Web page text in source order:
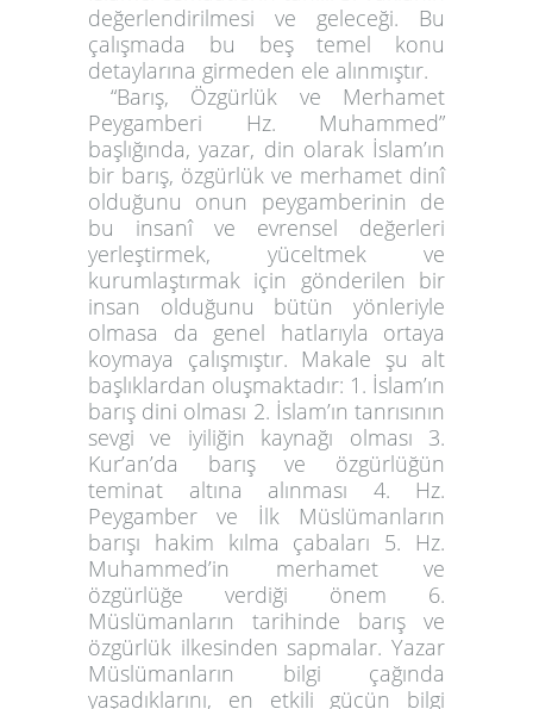
değerlendirilmesi ve geleceği. Bu
çalışmada bu beş temel konu
detaylarına girmeden ele alınmıştır.
“Barış, Özgürlük ve Merhamet
Peygamberi Hz. Muhammed”
başlığında, yazar, din olarak İslam’ın
bir barış, özgürlük ve merhamet dinî
olduğunu onun peygamberinin de
bu insanî ve evrensel değerleri
yerleştirmek, yüceltmek ve
kurumlaştırmak için gönderilen bir
insan olduğunu bütün yönleriyle
olmasa da genel hatlarıyla ortaya
koymaya çalışmıştır. Makale şu alt
başlıklardan oluşmaktadır: 1. İslam’ın
barış dini olması 2. İslam’ın tanrısının
sevgi ve iyiliğin kaynağı olması 3.
Kur’an’da barış ve özgürlüğün
teminat altına alınması 4. Hz.
Peygamber ve İlk Müslümanların
barışı hakim kılma çabaları 5. Hz.
Muhammed’in merhamet ve
özgürlüğe verdiği önem 6.
Müslümanların tarihinde barış ve
özgürlük ilkesinden sapmalar. Yazar
Müslümanların bilgi çağında
yaşadıklarını, en etkili gücün bilgi